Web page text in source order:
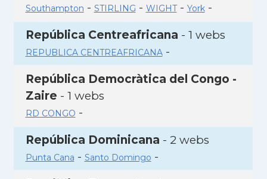
Southampton - STIRLING - WIGHT- York-
República Centreafricana - 1 webs
REPUBLICA CENTREAFRICANA-
República Democràtica del Congo -
Zaire - 1 webs
RD CONGO -
República Dominicana - 2 webs
Punta Cana - Santo Domingo -